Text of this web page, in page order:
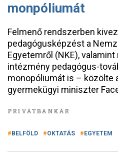
monpóliumát
Felmenő rendszerben
pedagógusképzést a
Egyetemről (NKE),
intézmény pedagógus-
monopóliumát is – közölte
gyermekügyi miniszter
PRIVÁTBANKÁR
BELFÖLD OKTATÁS EGYETEM